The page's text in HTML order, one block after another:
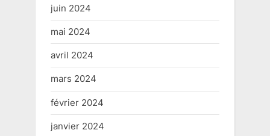
juin 2024
mai 2024
avril 2024
mars 2024
février 2024
janvier 2024